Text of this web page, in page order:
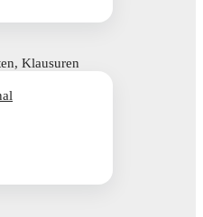
Klausuren